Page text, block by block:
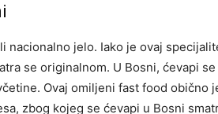
nacionalno jelo. Iako je ovaj
se originalnom. U Bosni, ćevapi
Ovaj omiljeni fast food obično
zbog kojeg se ćevapi u Bosni